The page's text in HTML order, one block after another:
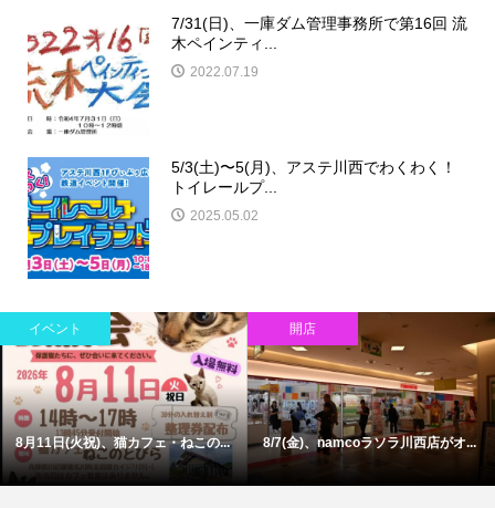
7/31(日)、一庫ダム管理事務所で第16回 流
木ペインティ...
2022.07.19
5/3(土)〜5(月)、アステ川西でわくわく！
トイレールプ...
2025.05.02
イベント
8月11日(火祝)、猫カフェ・ねこの...
開店
8/7(金)、namcoラソラ川西店がオ...